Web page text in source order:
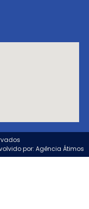
por: Agência Átimos